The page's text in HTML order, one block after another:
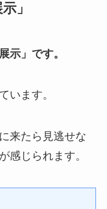
」
示」です。
います。
来たら見逃せな
感じられます。